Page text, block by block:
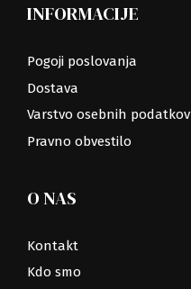
INFORMACIJE
Pogoji poslovanja
Dostava
Varstvo osebnih podatkov
Pravno obvestilo
O NAS
Kontakt
Kdo smo